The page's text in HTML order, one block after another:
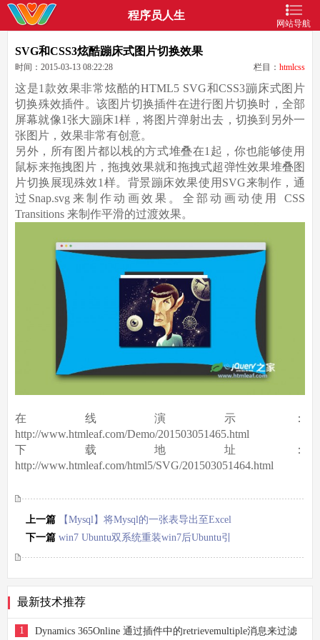
程序员人生
网站导航
SVG和CSS3炫酷蹦床式图片切换效果
栏目： htmlcss
时间：2015-03-13 08:22:28
这是1款效果非常炫酷的HTML5 SVG和CSS3蹦床式图片
切换殊效插件。该图片切换插件在进行图片切换时，全部
屏幕就像1张大蹦床1样，将图片弹射出去，切换到另外一
张图片，效果非常有创意。
另外，所有图片都以栈的方式堆叠在1起，你也能够使用
鼠标来拖拽图片，拖拽效果就和拖拽式超弹性效果堆叠图
片切换展现殊效1样。背景蹦床效果使用SVG来制作，通
过Snap.svg来制作动画效果。全部动画动使用 CSS
Transitions 来制作平滑的过渡效果。
在线演示：
http://www.htmleaf.com/Demo/201503051465.html
下载地址：
http://www.htmleaf.com/html5/SVG/201503051464.html
上一篇
【Mysql】将Mysql的一张表导出至Excel
下一篇 win7 Ubuntu双系统重装win7后Ubuntu引
导消失
最新技术推荐
1 Dynamics 365Online 通过插件中的retrievemultiple消息来过滤